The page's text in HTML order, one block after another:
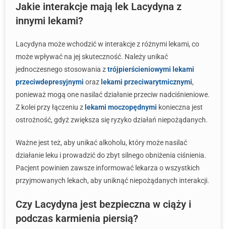
Jakie interakcje mają lek Lacydyna z
innymi lekami?
Lacydyna może wchodzić w interakcje z różnymi lekami, co
może wpływać na jej skuteczność. Należy unikać
jednoczesnego stosowania ztrójpierścieniowymi lekami
przeciwdepresyjnymi oraz lekami przeciwarytmicznymi,
ponieważ mogą one nasilać działanie przeciw nadciśnieniowe.
Z kolei przy łączeniu z lekami moczopędnymi konieczna jest
ostrożność, gdyż zwiększa się ryzyko działań niepożądanych.
Ważne jest też, aby unikać alkoholu, który może nasilać
działanie leku i prowadzić do zbyt silnego obniżenia ciśnienia.
Pacjent powinien zawsze informować lekarza o wszystkich
przyjmowanych lekach, aby uniknąć niepożądanych interakcji.
Czy Lacydyna jest bezpieczna w ciąży i
podczas karmienia piersią?